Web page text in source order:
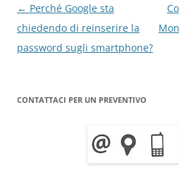
Navigazione
articolo
← Perché Google sta
chiedendo di reinserire la
password sugli smartphone?
CONTATTACI PER UN PREVENTIVO